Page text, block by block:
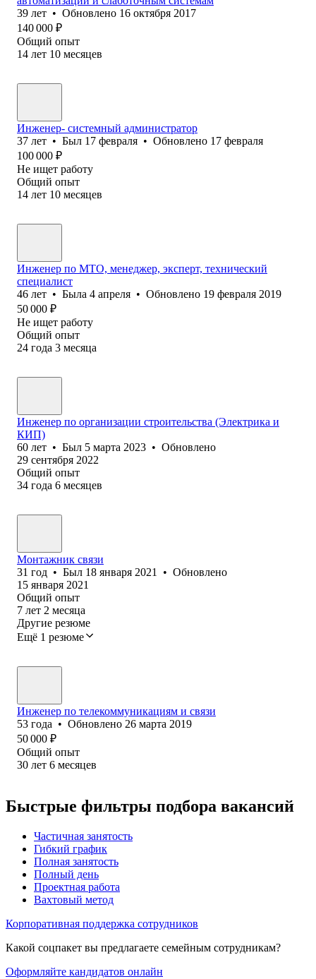
39 лет • Обновлено 16 октября 2017
140 000 ₽
Общий опыт
14 лет 10 месяцев
Инженер- системный администратор
37 лет • Был 17 февраля • Обновлено 17 февраля
100 000 ₽
Не ищет работу
Общий опыт
14 лет 10 месяцев
Инженер по МТО, менеджер, эксперт, технический
специалист
46 лет • Была 4 апреля • Обновлено 19 февраля 2019
50 000 ₽
Не ищет работу
Общий опыт
24 года 3 месяца
Инженер по организации строительства (Электрика и
КИП)
60 лет • Был 5 марта 2023 • Обновлено
29 сентября 2022
Общий опыт
34 года 6 месяцев
Монтажник связи
31 год • Был 18 января 2021 • Обновлено
15 января 2021
Общий опыт
7 лет 2 месяца
Другие резюме
Ещё 1 резюме
Инженер по телекоммуникациям и связи
53 года • Обновлено 26 марта 2019
50 000 ₽
Общий опыт
30 лет 6 месяцев
Быстрые фильтры подбора вакансий
Частичная занятость
Гибкий график
Полная занятость
Полный день
Проектная работа
Вахтовый метод
Корпоративная поддержка сотрудников
Какой соцпакет вы предлагаете семейным сотрудникам?
Оформляйте кандидатов онлайн